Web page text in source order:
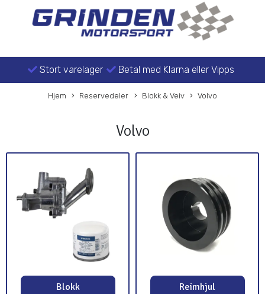
Stort varelager Betal med Klarna eller Vipps
Hjem Reservedeler Blokk & Veiv Volvo
Volvo
Blokk Reimhjul